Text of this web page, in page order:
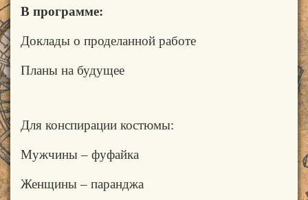
В программе:
Доклады о проделанной работе
Планы на будущее
Для конспирации костюмы:
Мужчины – фуфайка
Женщины – паранджа